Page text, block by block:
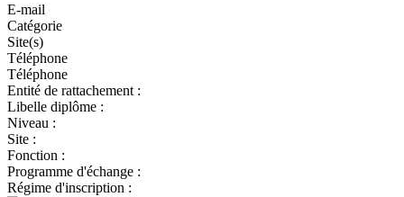
E-mail
Catégorie
Site(s)
Téléphone
Téléphone
Entité de rattachement :
Libelle diplôme :
Niveau :
Site :
Fonction :
Programme d'échange :
Régime d'inscription :